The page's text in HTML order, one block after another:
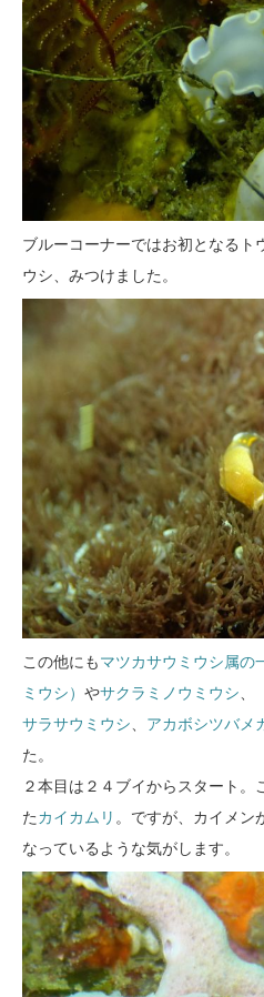
ブルーコーナーではお初となるト
ウシ、みつけました。
この他にもマツカサウミウシ属の
ミウシ） やサクラミノウミウシ、
サラサウミウシ、 アカボシツバメ
た。
２本目は２４ブイからスタート
たカイカムリ 。ですが、カイメン
なっているような気がします。